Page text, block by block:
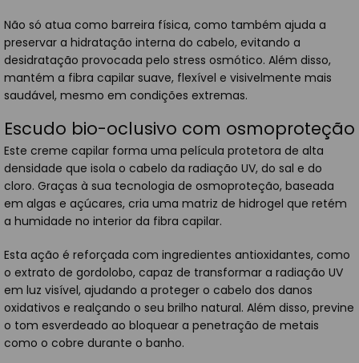
Não só atua como barreira física, como também ajuda a
preservar a hidratação interna do cabelo, evitando a
desidratação provocada pelo stress osmótico. Além disso,
mantém a fibra capilar suave, flexível e visivelmente mais
saudável, mesmo em condições extremas.
Escudo bio-oclusivo com osmoproteção
Este creme capilar forma uma película protetora de alta
densidade que isola o cabelo da radiação UV, do sal e do
cloro. Graças à sua tecnologia de osmoproteção, baseada
em algas e açúcares, cria uma matriz de hidrogel que retém
a humidade no interior da fibra capilar.
Esta ação é reforçada com ingredientes antioxidantes, como
o extrato de gordolobo, capaz de transformar a radiação UV
em luz visível, ajudando a proteger o cabelo dos danos
oxidativos e realçando o seu brilho natural. Além disso, previne
o tom esverdeado ao bloquear a penetração de metais
como o cobre durante o banho.